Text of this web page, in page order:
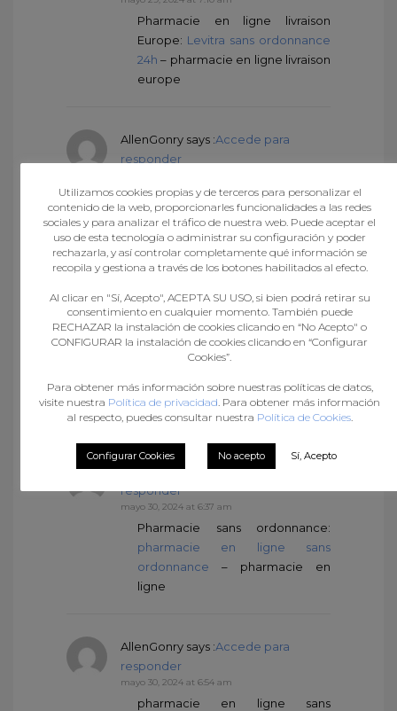
Pharmacie en ligne livraison
Europe: Levitra sans ordonnance
24h – pharmacie en ligne livraison
europe
AllenGonry says :Accede para
responder
pharmacie en ligne:cialis prix–
pharmacie en ligne sans
ordonnance
AllenGonrysays :Accede para
responder
mayo 29, 2024 at 11:45 pm
Viagra sans ordonnance
ordonnance– Quand une femme
prend du Viagra homme
IgnacioVensays :Accede para
responder
mayo 30, 2024 at 6:37 am
Pharmacie sans ordonnance:
pharmacie en ligne sans
ordonnance – pharmacie en
ligne
AllenGonry says :Accede para
responder
mayo 30, 2024 at 6:54 am
pharmacie en ligne sans
Utilizamos cookies propias y de terceros para personalizar el
contenido de la web, proporcionarles funcionalidades a las redes
sociales y para analizar el tráfico de nuestra web. Puede aceptar el
uso de esta tecnología o administrar su configuración y poder
rechazarla, y así controlar completamente qué información se
recopila y gestiona a través de los botones habilitados al efecto.
Al clicar en "Sí, Acepto", ACEPTA SU USO, si bien podrá retirar su
consentimiento en cualquier momento. También puede
RECHAZAR la instalación de cookies clicando en “No Acepto" o
CONFIGURAR la instalación de cookies clicando en “Configurar
Cookies”.
Para obtener más información sobre nuestras políticas de datos,
visite nuestra Política de privacidad . Para obtener más información
al respecto, puedes consultar nuestra Política de Cookies.
Configurar Cookies No acepto Sí, Acepto